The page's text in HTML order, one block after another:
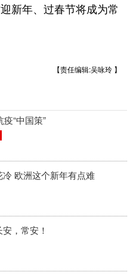
新年、过春节将成为常
【责任编辑:吴咏玲 】
“中国策”
欧洲这个新年有点难
，常安！